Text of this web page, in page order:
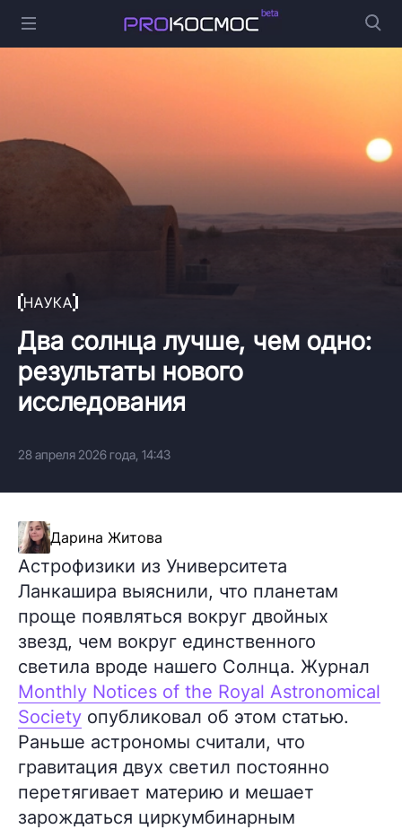
НАУКА
Два солнца лучше, чем одно:
результаты нового
исследования
28 апреля 2026 года, 14:43
Дарина Житова
Астрофизики из Университета
Ланкашира выяснили, что планетам
проще появляться вокруг двойных
звезд, чем вокруг единственного
светила вроде нашего Солнца. Журнал
Monthly Notices of the Royal Astronomical
Society опубликовал об этом статью.
Раньше астрономы считали, что
гравитация двух светил постоянно
перетягивает материю и мешает
зарождаться циркумбинарным